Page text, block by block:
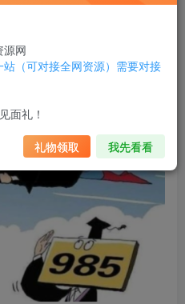
学是哪些？
被踢出双一流的三所大学
源网
（可对接全网资源）需要对接
面礼！
礼物领取 我先看看